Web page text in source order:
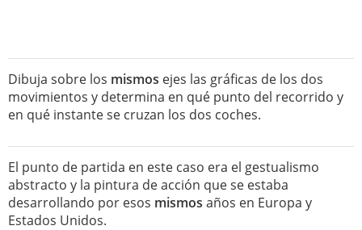
Dibuja sobre los mismos ejes las gráficas de los dos
movimientos y determina en qué punto del recorrido y
en qué instante se cruzan los dos coches.
El punto de partida en este caso era el gestualismo
abstracto y la pintura de acción que se estaba
desarrollando por esos mismos años en Europa y
Estados Unidos.